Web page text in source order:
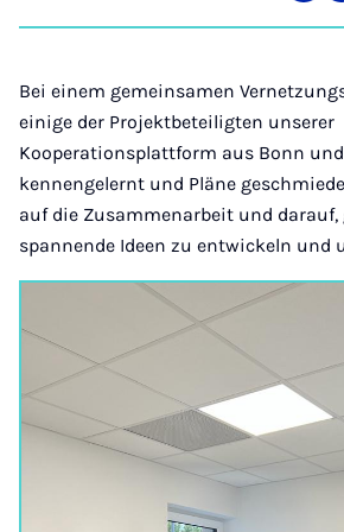
on
Bei einem gemeinsamen
einige der Projektbeteiligten unserer
Kooperationsplattform aus Bonn
kennengelernt und Pläne
auf die Zusammenarbeit und
spannende Ideen zu entwickeln und